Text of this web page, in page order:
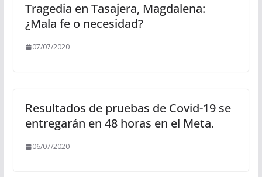
Tragedia en Tasajera, Magdalena:
¿Mala fe o necesidad?
07/07/2020
Resultados de pruebas de Covid-19 se
entregarán en 48 horas en el Meta.
06/07/2020